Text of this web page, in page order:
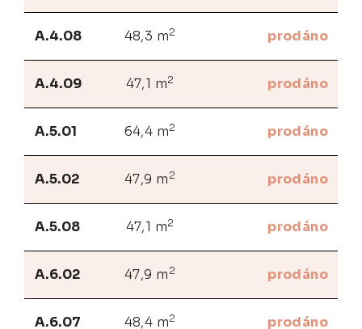
A.4.08 48,3 m2 prodáno
A.4.09 47,1 m2 prodáno
A.5.01 64,4 m2 prodáno
A.5.02 47,9 m 2 prodáno
A.5.08 47,1 m2 prodáno
A.6.02 47,9 m 2 prodáno
A.6.07 48,4 m2 prodáno